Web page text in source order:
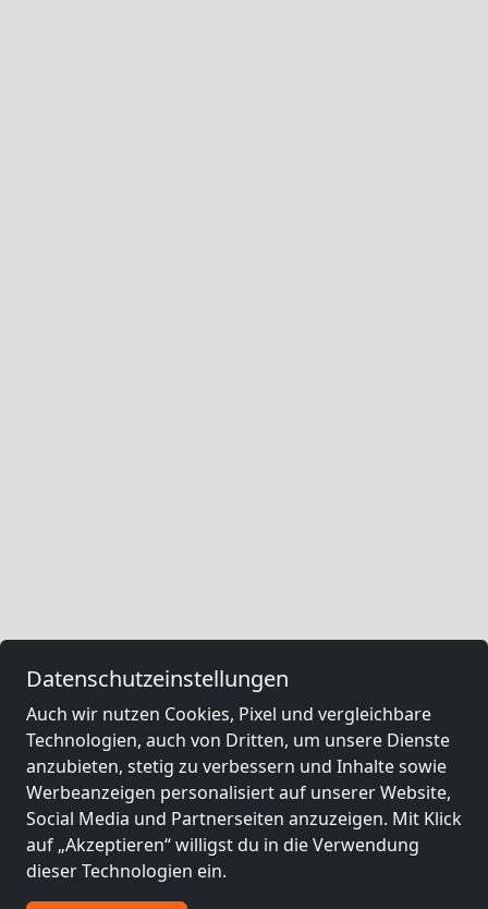
Datenschutzeinstellungen
Auch wir nutzen Cookies, Pixel und vergleichbare
Technologien, auch von Dritten, um unsere Dienste
anzubieten, stetig zu verbessern und Inhalte sowie
Werbeanzeigen personalisiert auf unserer Website,
Social Media und Partnerseiten anzuzeigen. Mit Klick
auf „Akzeptieren“ willigst du in die Verwendung
dieser Technologien ein.